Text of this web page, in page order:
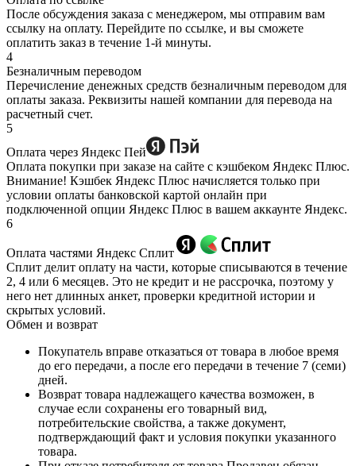
После обсуждения заказа с менеджером, мы отправим вам
ссылку на оплату. Перейдите по ссылке, и вы сможете
оплатить заказ в течение 1-й минуты.
4
Безналичным переводом
Перечисление денежных средств безналичным переводом для
оплаты заказа. Реквизиты нашей компании для перевода на
расчетный счет.
5
Оплата через Яндекс Пей
Оплата покупки при заказе на сайте с кэшбеком Яндекс Плюс.
Внимание! Кэшбек Яндекс Плюс начисляется только при
условии оплаты банковской картой онлайн при
подключенной опции Яндекс Плюс в вашем аккаунте Яндекс.
6
Оплата частями Яндекс Сплит
Сплит делит оплату на части, которые списываются в течение
2, 4 или 6 месяцев. Это не кредит и не рассрочка, поэтому у
него нет длинных анкет, проверки кредитной истории и
скрытых условий.
Обмен и возврат
Покупатель вправе отказаться от товара в любое время
до его передачи, а после его передачи в течение 7 (семи)
дней.
Возврат товара надлежащего качества возможен, в
случае если сохранены его товарный вид,
потребительские свойства, а также документ,
подтверждающий факт и условия покупки указанного
товара.